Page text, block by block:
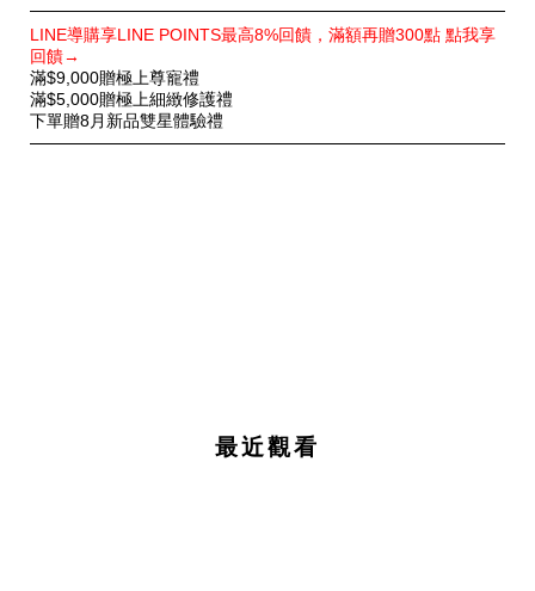
別
優
惠
LINE導購享LINE POINTS最高8%回饋，滿額再贈300點 點我享
回饋→
滿$9,000贈極上尊寵禮
滿$5,000贈極上細緻修護禮
下單贈8月新品雙星體驗禮
最近觀看